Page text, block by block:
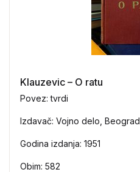
Klauzevic – O ratu
Povez: tvrdi
Izdavač: Vojno delo, Beograd
Godina izdanja: 1951
Obim: 582